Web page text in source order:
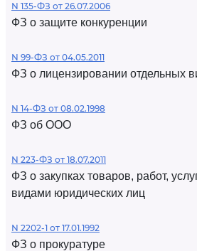
N 135-ФЗ от 26.07.2006
ФЗ о защите конкуренции
N 99-ФЗ от 04.05.2011
ФЗ о лицензировании отдельных
N 14-ФЗ от 08.02.1998
ФЗ об ООО
N 223-ФЗ от 18.07.2011
ФЗ о закупках товаров, работ,
видами юридических лиц
N 2202-1 от 17.01.1992
ФЗ о прокуратуре